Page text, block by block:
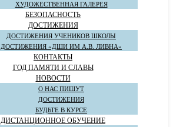
ХУДОЖЕСТВЕННАЯ ГАЛЕРЕЯ
БЕЗОПАСНОСТЬ
ДОСТИЖЕНИЯ
ДОСТИЖЕНИЯ УЧЕНИКОВ ШКОЛЫ
ДОСТИЖЕНИЯ «ДШИ ИМ А.В. ЛИВНА»
КОНТАКТЫ
ГОД ПАМЯТИ И СЛАВЫ
НОВОСТИ
О НАС ПИШУТ
ДОСТИЖЕНИЯ
БУДЬТЕ В КУРСЕ
ДИСТАНЦИОННОЕ ОБУЧЕНИЕ